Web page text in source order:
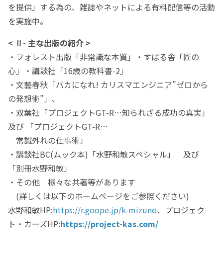
を提供」する為の、雑誌やネットによる有料配信等の活動
を実施中。
< Ⅱ- 主な出版の紹介 >
・フォレスト出版「非常識な本質」・すばる舎「匠の
心」・講談社「16歳の教科書-2」
・文藝春秋「バカになれ! カリスマエンジニア”ゼロから
の発想術”」、
・双葉社「プロジェクトGT-R…知られざる成功の真実」
及び 「プロジェクトGT-R…
常識外れの仕事術」
・講談社BC(ムック本)「水野和敏スペシャル」 及び
「別冊水野和敏」
・その他 様々な共著等があります
(詳しくは以下のホームページをご参照ください)
水野和敏HP:https://r.goope.jp/k-mizuno、プロジェク
ト・カーズHP:https://project-kas.com/